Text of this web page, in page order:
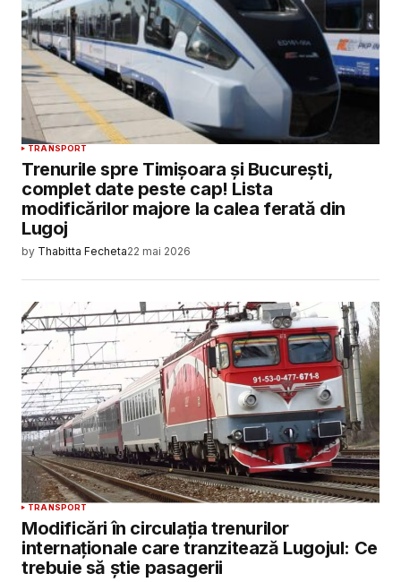
TRANSPORT
Trenurile spre Timișoara și București,
complet date peste cap! Lista
modificărilor majore la calea ferată din
Lugoj
by Thabitta Fecheta22 mai 2026
TRANSPORT
Modificări în circulația trenurilor
internaționale care tranzitează Lugojul: Ce
trebuie să știe pasagerii